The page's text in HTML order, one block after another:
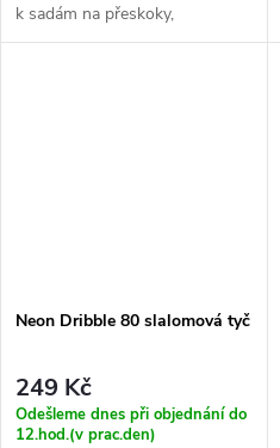
k sadám na přeskoky,
neonově...
Neon Dribble 80 slalomová tyč
249 Kč
Odešleme dnes při objednání do
12.hod.(v prac.den)